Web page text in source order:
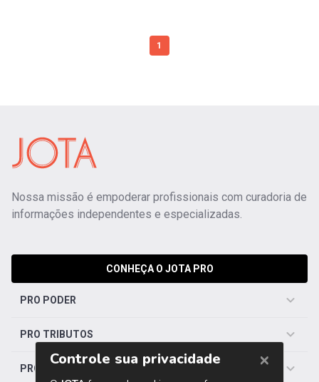
1
Nossa missão é empoderar profissionais com curadoria de
informações independentes e especializadas.
CONHEÇA O JOTA PRO
PRO PODER
PRO TRIBUTOS
PRO TRABALHISTA